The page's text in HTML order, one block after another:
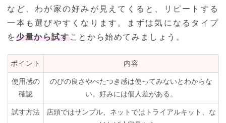
など、わが家の好みが見えてくると、リピートする
一本も選びやすくなります。まずは気になるタイプ
を少量から試すことから始めてみましょう。
ポイント 内容
使用感の
確認
のびの良さやべたつき感は使ってみないとわからな
い。好みには個人差がある。
試す方法
店頭ではサンプル、ネットではトライアルキット、な